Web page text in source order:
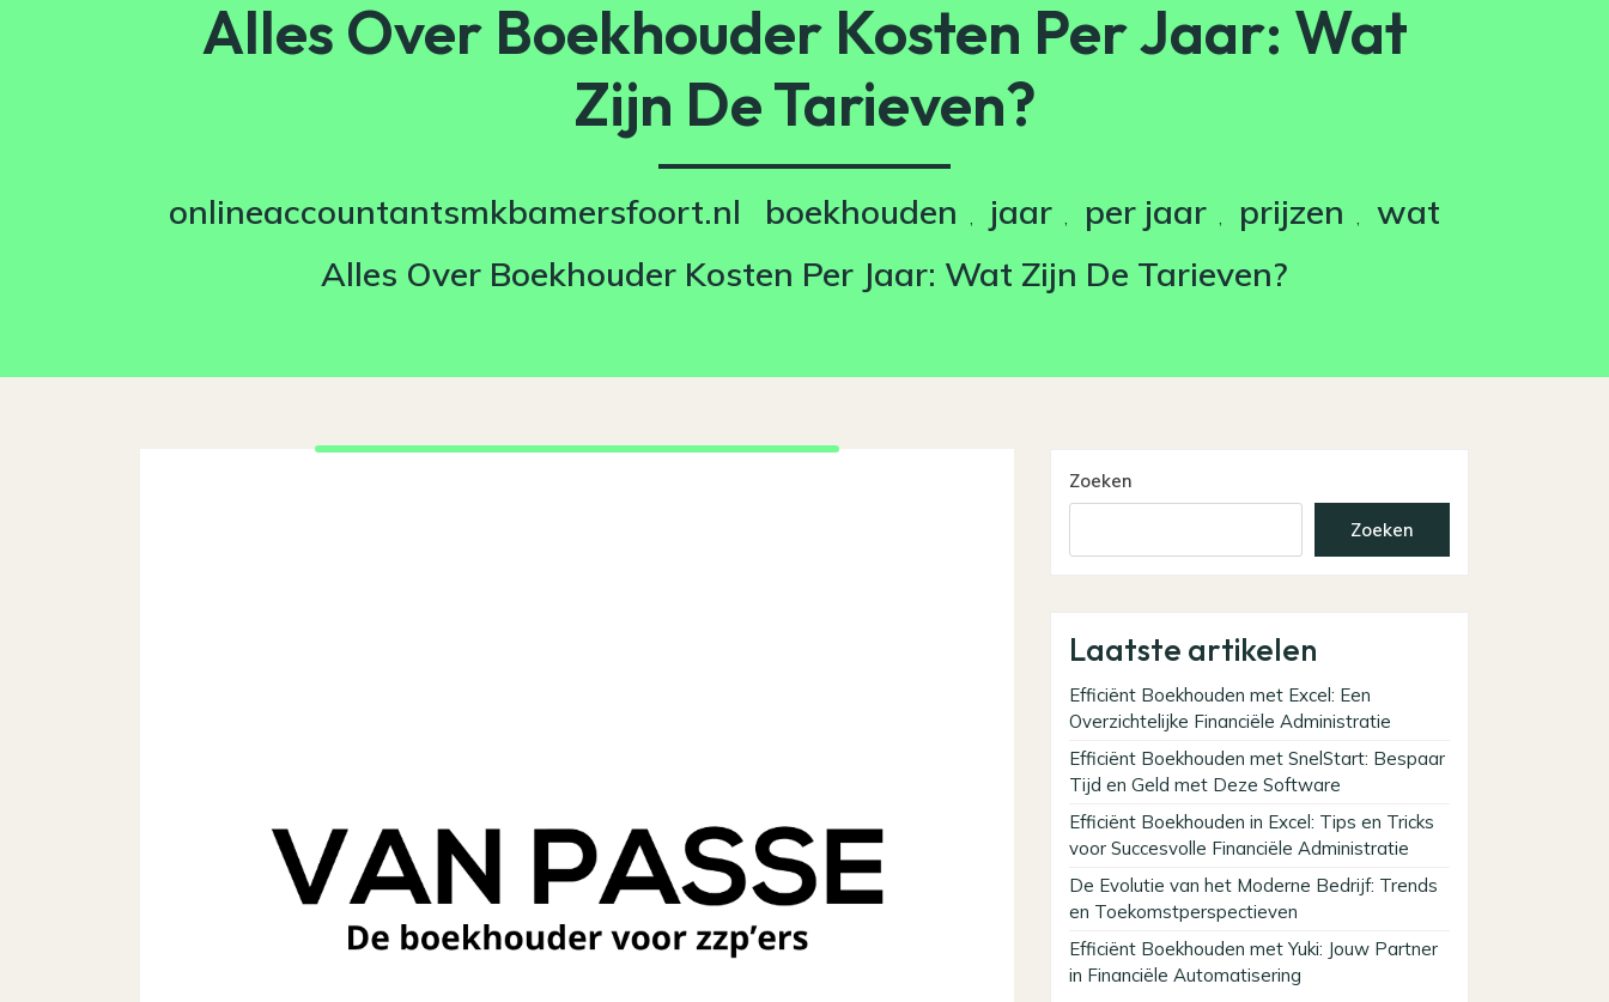
Alles Over Boekhouder Kosten Per Jaar: Wat
Zijn De Tarieven?
onlineaccountantsmkbamersfoort.nl boekhouden , jaar , per jaar , prijzen ,
wat
Alles Over Boekhouder Kosten Per Jaar: Wat Zijn De Tarieven?
Zoeken
Zoeken
Laatste artikelen
Efficiënt Boekhouden met Excel: Een
Overzichtelijke Financiële Administratie
Efficiënt Boekhouden met SnelStart: Bespaar
Tijd en Geld met Deze Software
Efficiënt Boekhouden in Excel: Tips en Tricks
voor Succesvolle Financiële Administratie
De Evolutie van het Moderne Bedrijf: Trends
en Toekomstperspectieven
Efficiënt Boekhouden met Yuki: Jouw Partner
in Financiële Automatisering